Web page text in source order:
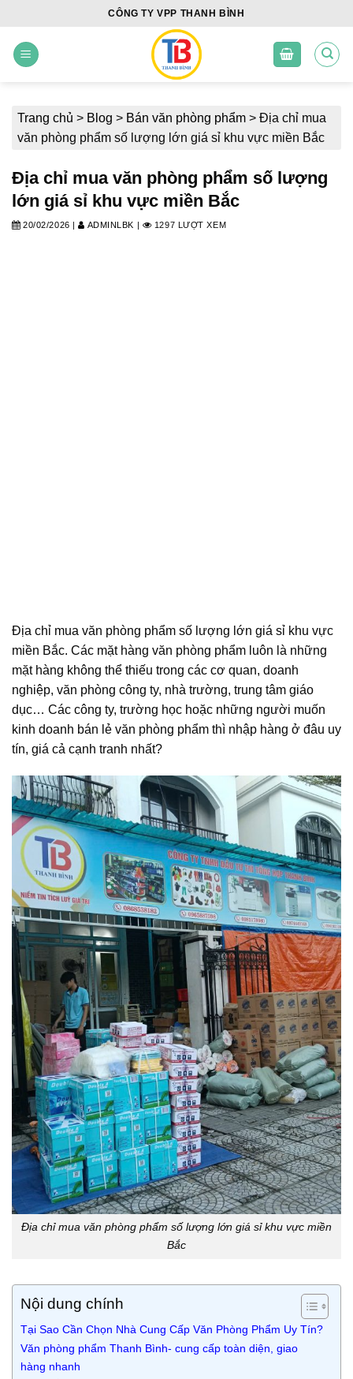
content
CÔNG TY VPP THANH BÌNH
Trang chủ > Blog > Bán văn phòng phẩm > Địa chỉ mua
văn phòng phẩm số lượng lớn giá sỉ khu vực miền Bắc
Địa chỉ mua văn phòng phẩm số lượng
lớn giá sỉ khu vực miền Bắc
20/02/2026 | ADMINLBK | 1297 LƯỢT XEM
Địa chỉ mua văn phòng phẩm số lượng lớn giá sỉ khu vực
miền Bắc. Các mặt hàng văn phòng phẩm luôn là những
mặt hàng không thể thiếu trong các cơ quan, doanh
nghiệp, văn phòng công ty, nhà trường, trung tâm giáo
dục… Các công ty, trường học hoặc những người muốn
kinh doanh bán lẻ văn phòng phẩm thì nhập hàng ở đâu uy
tín, giá cả cạnh tranh nhất?
Địa chỉ mua văn phòng phẩm số lượng lớn giá sỉ khu vực miền
Bắc
Nội dung chính
Tại Sao Cần Chọn Nhà Cung Cấp Văn Phòng Phẩm Uy Tín?
Văn phòng phẩm Thanh Bình- cung cấp toàn diện, giao
hàng nhanh